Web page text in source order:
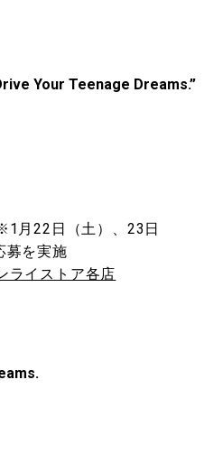
Your Teenage Dreams.”
月22日（土）、23日
募を実施
ライストア各店